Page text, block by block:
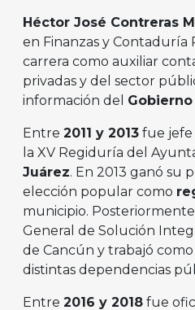
Héctor José Contreras
en Finanzas y Contaduría
carrera como auxiliar
privadas y del sector
información del
Entre 2011 y 2013 fue
la XV Regiduría del
Juárez. En 2013 ganó su
elección popular como
municipio.
General de Solución
de Cancún y trabajó
distintas dependencias
Entre 2016 y 2018 fue